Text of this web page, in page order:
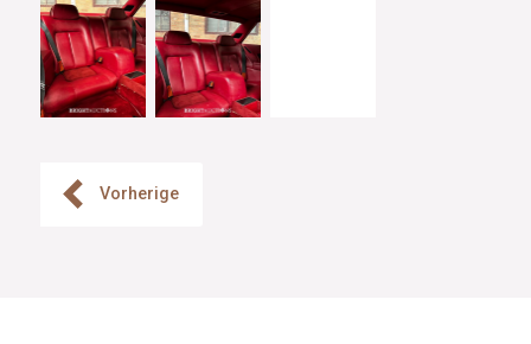
Vorherige